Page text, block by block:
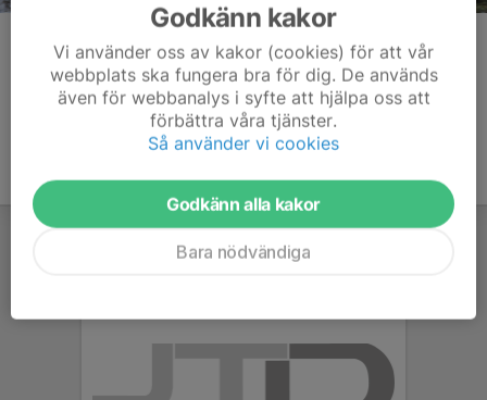
Kommentarer
Godkänn kakor
Vi använder oss av kakor (cookies) för att vår
webbplats ska fungera bra för dig. De används
även för webbanalys i syfte att hjälpa oss att
förbättra våra tjänster.
Så använder vi cookies
Godkänn alla kakor
Bara nödvändiga